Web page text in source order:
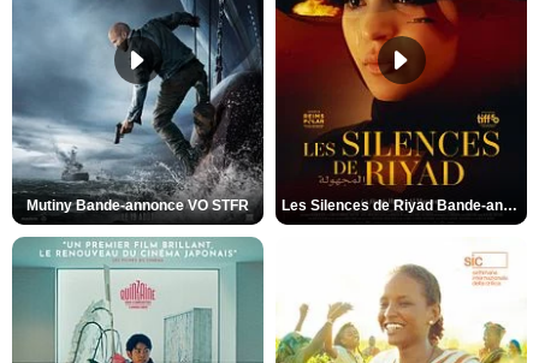
Mutiny Bande-annonce VO STFR Les Silences de Riyad Bande-annonce VO STFR